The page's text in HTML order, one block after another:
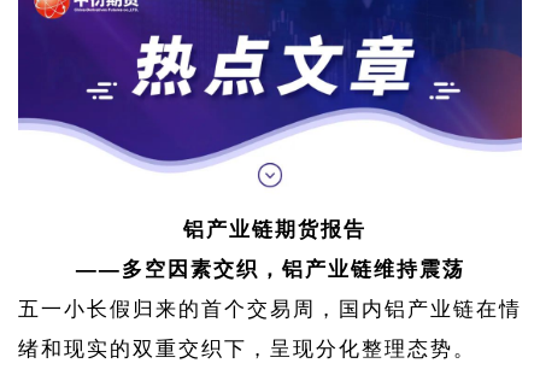
铝产业链期货报告
——多空因素交织，铝产业链维持震荡
五一小长假归来的首个交易周，国内铝产业链在情
绪和现实的双重交织下，呈现分化整理态势。